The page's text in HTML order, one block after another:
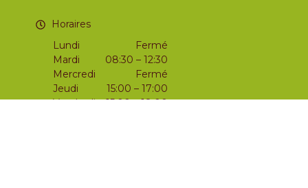
Horaires
Lundi
Mardi
Mercredi
Jeudi
Vendredi
Fermé
08:30 – 12:30
Fermé
15:00 – 17:00
15:00 – 18:00